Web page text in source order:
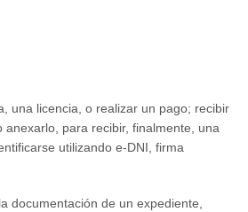
una licencia, o realizar un pago; recibir
para recibir, finalmente, una
utilizando e-DNI, firma
documentación de un expediente,